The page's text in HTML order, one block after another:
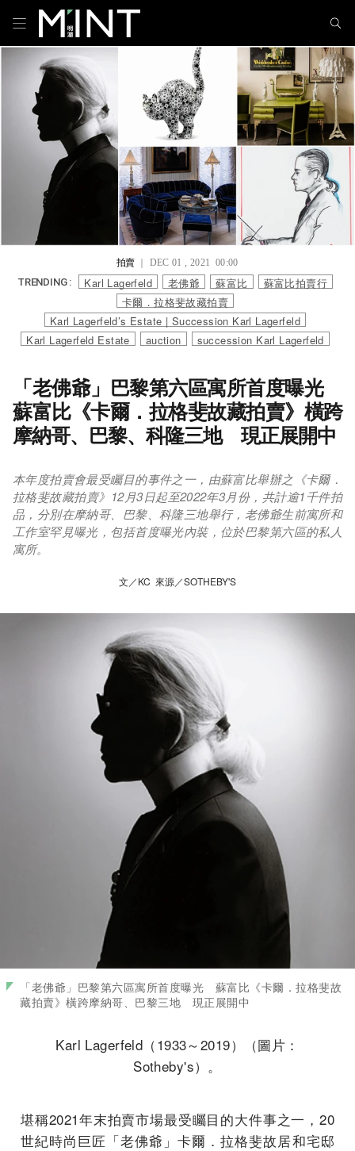
拍賣｜ DEC 01 , 2021 00:00
TRENDING : Karl Lagerfeld 老佛爺 蘇富比
蘇富比拍賣行
卡爾．拉格斐故藏拍賣
Karl Lagerfeld’s Estate | Succession Karl Lagerfeld
Karl Lagerfeld Estate
auction succession Karl Lagerfeld
「老佛爺」巴黎第六區寓所首度曝光
蘇富比《卡爾．拉格斐故藏拍賣》橫跨
摩納哥、巴黎、科隆三地 現正展開中
本年度拍賣會最受矚目的事件之一，由蘇富比舉辦之《卡爾．
拉格斐故藏拍賣》12月3日起至2022年3月份，共計逾1千件拍
品，分別在摩納哥、巴黎、科隆三地舉行，老佛爺生前寓所和
工作室罕見曝光，包括首度曝光內裝，位於巴黎第六區的私人
寓所。
文／KC 來源／SOTHEBY'S
「老佛爺」巴黎第六區寓所首度曝光 蘇富比《卡爾．拉格斐故
藏拍賣》橫跨摩納哥、巴黎三地 現正展開中
Karl Lagerfeld（1933～2019）（圖片：
Sotheby's）。
堪稱2021年末拍賣市場最受矚目的大件事之一，20
世紀時尚巨匠「老佛爺」卡爾．拉格斐故居和宅邸